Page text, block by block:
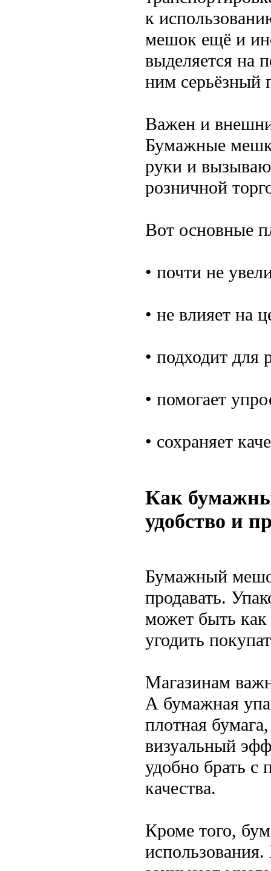
к
мешок ещё и
выделяется на
ним серьёзный
Важен и
Бумажные
руки и
розничной
Вот основные
• почти не
• не влияет на
• подходит для
• помогает
• сохраняет
Как
удобство и
Бумажный
продавать.
может быть как
угодить
Магазинам
А бумажная
плотная
визуальный
удобно брать
качества.
Кроме того,